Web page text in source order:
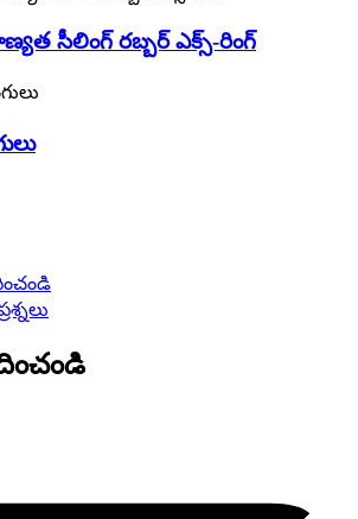
సీలింగ్ రబ్బర్ ఎక్స్-రింగ్